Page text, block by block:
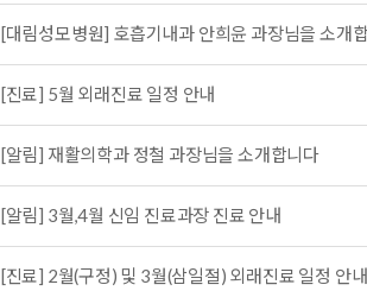
[대림성모병원] 호흡기내과 안희윤 과장님을 소개
[진료] 5월 외래진료 일정 안내
[알림] 재활의학과 정철 과장님을 소개합니다
[알림] 3월,4월 신임 진료과장 진료 안내
[진료] 2월(구정) 및 3월(삼일절) 외래진료 일정 안내